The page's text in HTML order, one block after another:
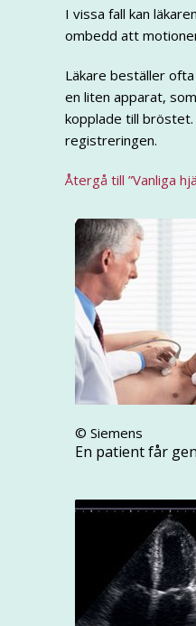
I vissa fall kan
ombedd att
Läkare beställer
en liten apparat,
kopplade till
registreringen.
Återgå till ”Vanliga
© Siemens
En patient får